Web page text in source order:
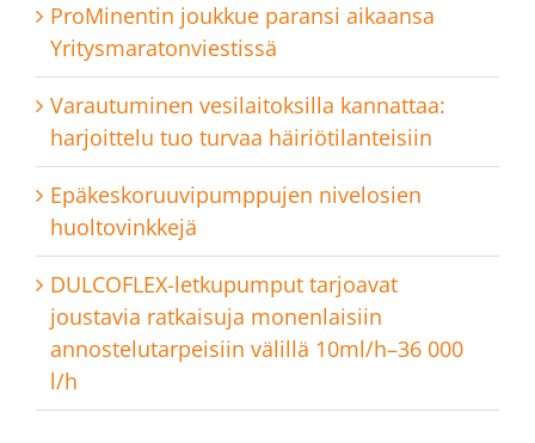
ProMinentin joukkue paransi aikaansa
Yritysmaratonviestissä
Varautuminen vesilaitoksilla kannattaa:
harjoittelu tuo turvaa häiriötilanteisiin
Epäkeskoruuvipumppujen nivelosien
huoltovinkkejä
DULCOFLEX-letkupumput tarjoavat
joustavia ratkaisuja monenlaisiin
annostelutarpeisiin välillä 10ml/h–36 000
l/h